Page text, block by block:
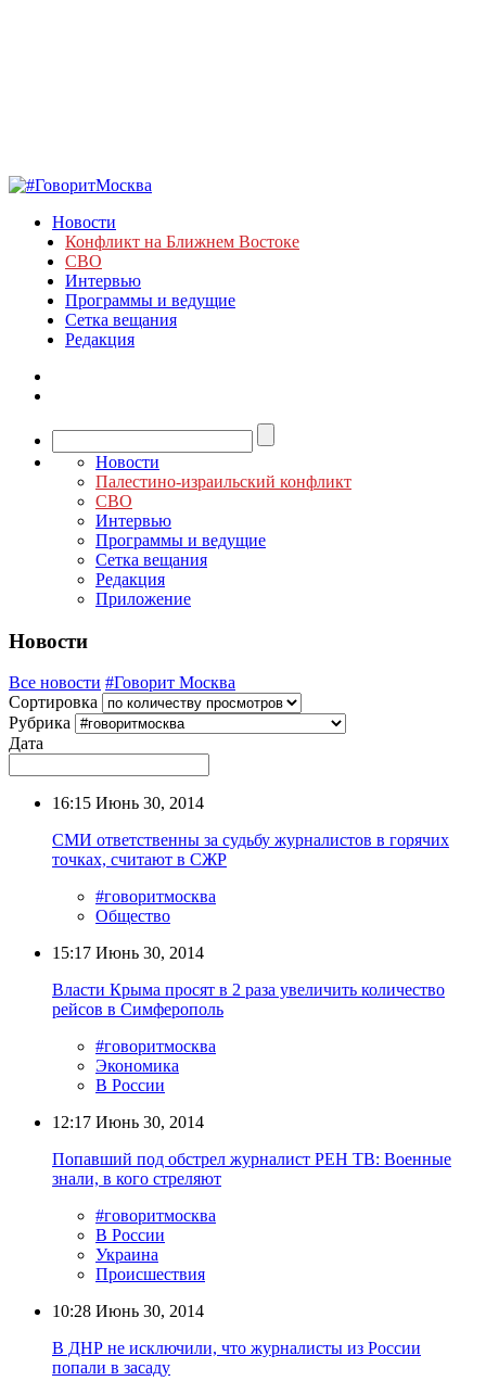
Новости
Конфликт на Ближнем Востоке
СВО
Интервью
Программы и ведущие
Сетка вещания
Редакция
Новости
Палестино-израильский конфликт
СВО
Интервью
Программы и ведущие
Сетка вещания
Редакция
Приложение
Новости
Все новости #Говорит Москва
Сортировка
Рубрика
Дата
16:15 Июнь 30, 2014
СМИ ответственны за судьбу журналистов в горячих
точках, считают в СЖР
#говоритмосква
Общество
15:17 Июнь 30, 2014
Власти Крыма просят в 2 раза увеличить количество
рейсов в Симферополь
#говоритмосква
Экономика
В России
12:17 Июнь 30, 2014
Попавший под обстрел журналист РЕН ТВ: Военные
знали, в кого стреляют
#говоритмосква
В России
Украина
Происшествия
10:28 Июнь 30, 2014
В ДНР не исключили, что журналисты из России
попали в засаду